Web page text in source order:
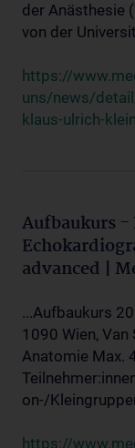
der Anästhesie
von der
https://
uns/news/
klaus-ulrich-
Aufbaukurs
advanced |
...Aufbaukurs
1090 Wien,
Anatomie Max.
on-/
https://